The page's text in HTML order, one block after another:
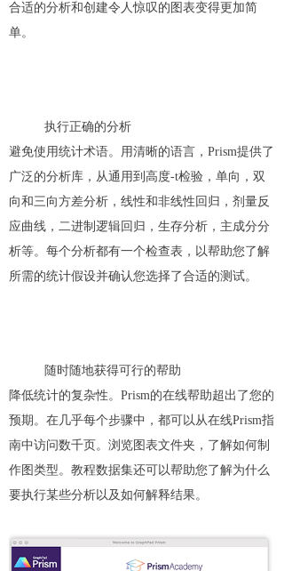
合适的分析和创建令人惊叹的图表变得更加简
单。
执行正确的分析
避免使用统计术语。用清晰的语言，Prism提供了
广泛的分析库，从通用到高度-t检验，单向，双
向和三向方差分析，线性和非线性回归，剂量反
应曲线，二进制逻辑回归，生存分析，主成分分
析等。每个分析都有一个检查表，以帮助您了解
所需的统计假设并确认您选择了合适的测试。
随时随地获得可行的帮助
降低统计的复杂性。Prism的在线帮助超出了您的
预期。在几乎每个步骤中，都可以从在线Prism指
南中访问数千页。浏览图表文件夹，了解如何制
作图类型。教程数据集还可以帮助您了解为什么
要执行某些分析以及如何解释结果。